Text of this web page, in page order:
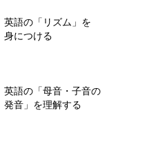
英語の「リズム」を
身につける
英語の「母音・子音の
発音」を理解する